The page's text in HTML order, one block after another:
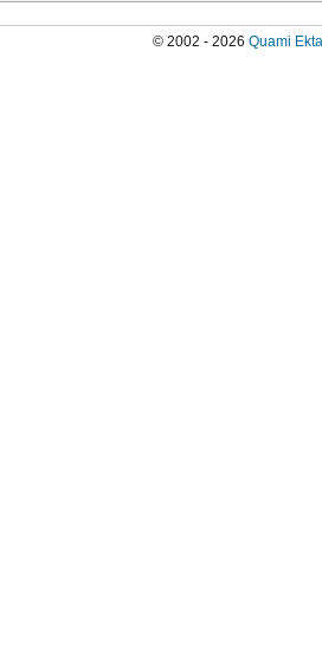
© 2002 - 2026 Quami